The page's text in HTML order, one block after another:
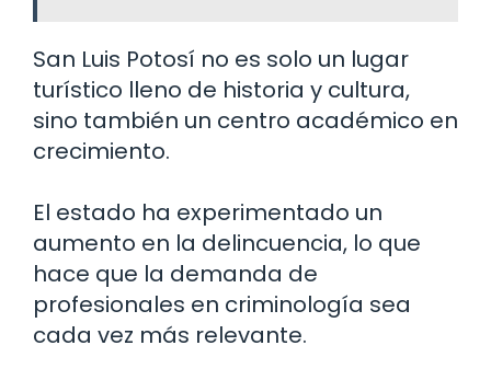
San Luis Potosí no es solo un lugar
turístico lleno de historia y cultura,
sino también un centro académico en
crecimiento.
El estado ha experimentado un
aumento en la delincuencia, lo que
hace que la demanda de
profesionales en criminología sea
cada vez más relevante.